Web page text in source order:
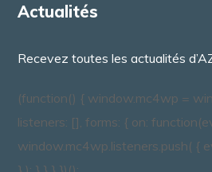
Actualités
Recevez toutes les actualités
(function() { window.mc4wp =
listeners: [], forms: { on:
window.mc4wp.listeners.push( {